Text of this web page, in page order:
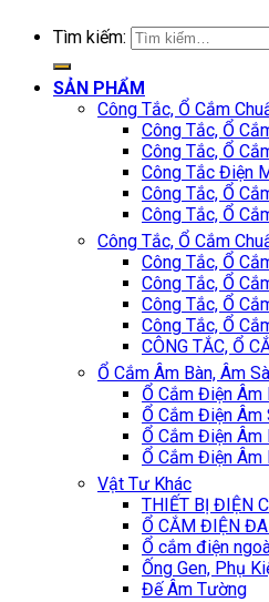
Tìm kiếm:
SẢN PHẨM
Công Tắc, Ổ Cắm
Công Tắc, Ổ
Công Tắc, Ổ
Công Tắc Điện
Công Tắc, Ổ
Công Tắc, Ổ
Công Tắc, Ổ Cắm
Công Tắc, Ổ
Công Tắc, Ổ
Công Tắc, Ổ
Công Tắc, Ổ
CÔNG TẮC, Ổ
Ổ Cắm Âm Bàn, Âm
Ổ Cắm Điện Âm
Ổ Cắm Điện Âm
Ổ Cắm Điện
Ổ Cắm Điện Âm
Vật Tư Khác
THIẾT BỊ ĐIỆN
Ổ CẮM ĐIỆN
Ổ cắm điện
Ống Gen, Phụ
Đế Âm Tường